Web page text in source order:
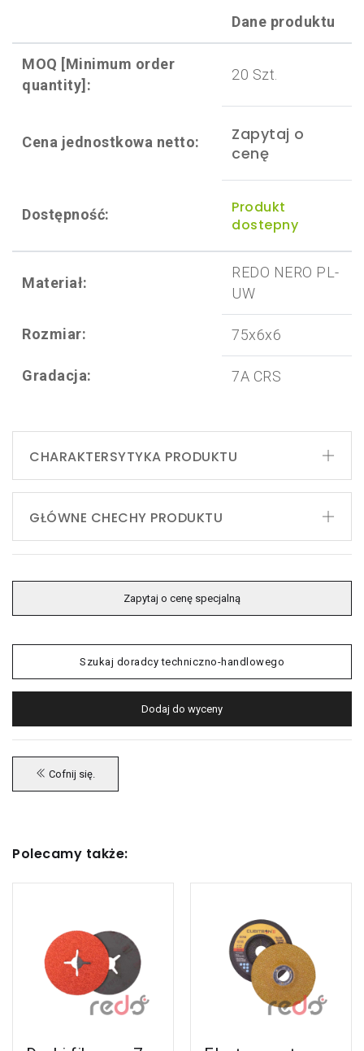
Dane produktu
MOQ [Minimum order
quantity]:
20 Szt.
Cena jednostkowa netto:
Zapytaj o
cenę
Dostępność:
Produkt
dostepny
Materiał:
REDO NERO PL-
UW
Rozmiar: 75x6x6
Gradacja: 7A CRS
CHARAKTERSYTYKA PRODUKTU
GŁÓWNE CHECHY PRODUKTU
Zapytaj o cenę specjalną
Szukaj doradcy techniczno-handlowego
Dodaj do wyceny
Cofnij się.
Polecamy także:
Zobacz Ten
Produkt
Zobacz Ten
Produkt